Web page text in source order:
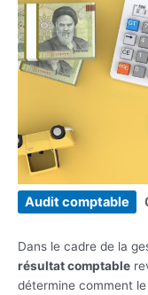
Audit comptable
Dans le cadre de la
résultat comptable
détermine comment le